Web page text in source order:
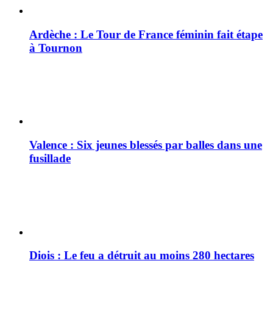
Ardèche : Le Tour de France féminin fait étape
à Tournon
Valence : Six jeunes blessés par balles dans une
fusillade
Diois : Le feu a détruit au moins 280 hectares